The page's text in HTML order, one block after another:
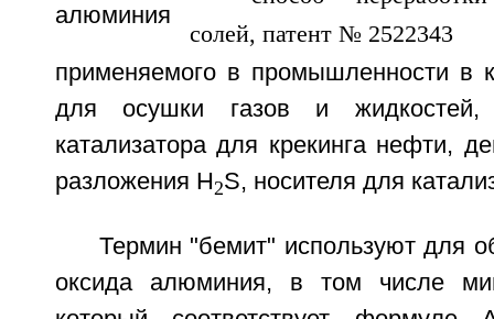
алюминия
применяемого в промышленности в
для осушки газов и жидкостей,
катализатора для крекинга нефти,
разложения H2S, носителя для
Термин "бемит" используют для
оксида алюминия, в том числе